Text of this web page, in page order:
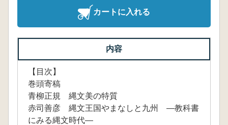
カートに入れる
内容
【目次】
巻頭寄稿
青柳正規 縄文美の特質
赤司善彦 縄文王国やまなしと九州 ―教科書
にみる縄文時代―